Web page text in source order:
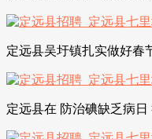
定远县吴圩镇扎实做好春
定远县在 防治碘缺乏病